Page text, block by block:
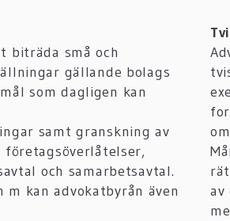
biträda små och
gällande bolags
som dagligen kan
samt granskning av
företagsöverlåtelser,
och samarbetsavtal.
kan advokatbyrån även
av